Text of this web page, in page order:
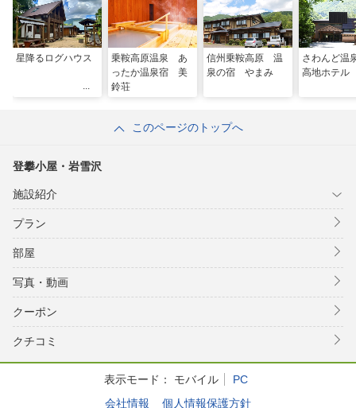
星降るログハウス
乗鞍高原温泉 あ
ったか温泉宿 美
鈴荘
信州乗鞍高原 温
泉の宿 やまみ
さわんど
高地ホテル
このページのトップへ
登攀小屋・岩雪沢
施設紹介
プラン
部屋
写真・動画
クーポン
クチコミ
表示モード： モバイル
PC
会社情報
個人情報保護方針